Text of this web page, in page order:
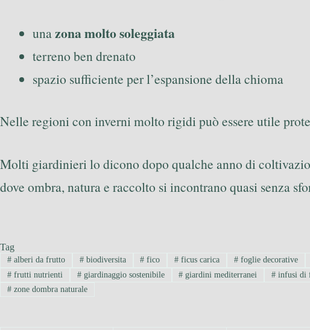
unazona molto soleggiata
terreno ben drenato
spazio sufficiente per l’espansione della chioma
Nelle regioni con inverni molto rigidi può essere utile
Molti giardinieri lo dicono dopo qualche anno di
dove ombra, natura e raccolto si incontrano quasi senza
Tag
#alberi da frutto #biodiversita # fico # ficus carica # foglie decorative
#frutti nutrienti #giardinaggio sostenibile # giardini mediterranei # infusi di
#zone dombra naturale